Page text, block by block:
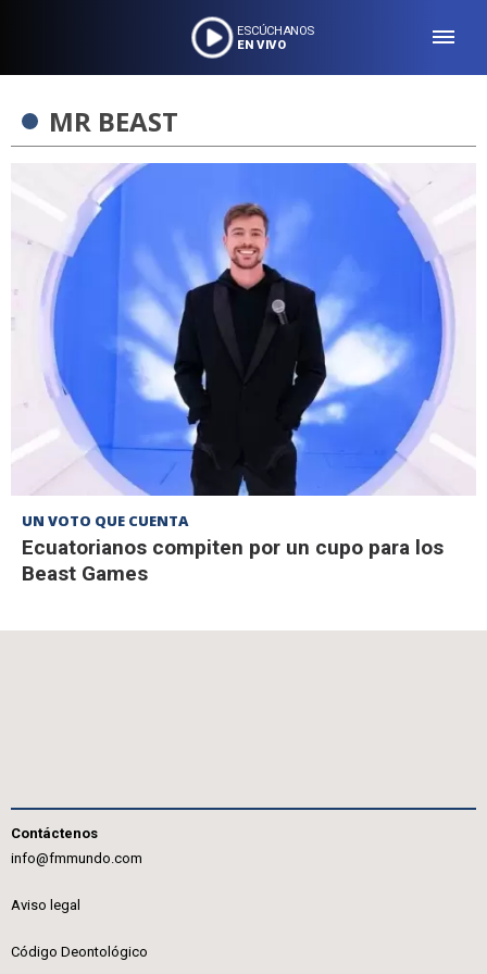
ESCÚCHANOS
EN VIVO
MR BEAST
UN VOTO QUE CUENTA
Ecuatorianos compiten por un cupo para los
Beast Games
Contáctenos
info@fmmundo.com
Aviso legal
Código Deontológico